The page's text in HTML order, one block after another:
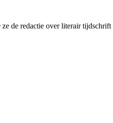
de redactie over literair tijdschrift